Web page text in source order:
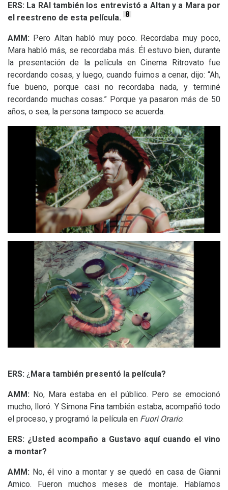
ERS: La RAItambién los entrevistó a Altan y a Mara por
el reestreno de esta película.
8
AMM: Pero Altan habló muy poco. Recordaba muy poco,
Mara habló más, se recordaba más. Él estuvo bien, durante
la presentación de la película en Cinema Ritrovato fue
recordando cosas, y luego, cuando fuimos a cenar, dijo: “Ah,
fue bueno, porque casi no recordaba nada, y terminé
recordando muchas cosas.” Porque ya pasaron más de 50
años, o sea, la persona tampoco se acuerda.
ERS: ¿ Mara también presentó la película?
AMM: No, Mara estaba en el público. Pero se emocionó
mucho, lloró. Y Simona Fina también estaba, acompañó todo
el proceso, y programó la película en Fuori Orario.
ERS: ¿Usted acompaño a Gustavo aquí cuando el vino
a montar?
AMM: No, él vino a montar y se quedó en casa de Gianni
Amico. Fueron muchos meses de montaje. Habíamos